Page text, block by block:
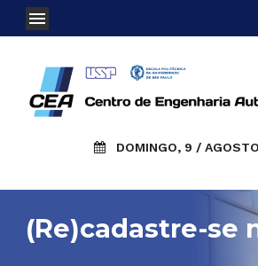
DOMINGO, 9 /
(Re)cadastre-se